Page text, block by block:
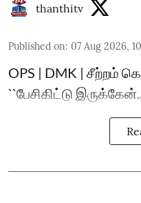
thanthitv
Published on: 07 Aug 2026,
OPS | DMK | சீற்றம்
``பேசிகிட்டு